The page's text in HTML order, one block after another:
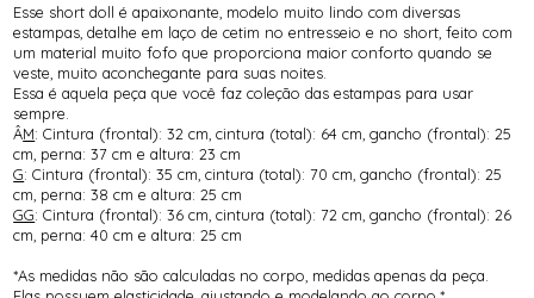
Esse short doll é apaixonante, modelo muito lindo com diversas
estampas, detalhe em laço de cetim no entresseio e no short, feito com
um material muito fofo que proporciona maior conforto quando se
veste, muito aconchegante para suas noites.
Essa é aquela peça que você faz coleção das estampas para usar
sempre.
ÂM: Cintura (frontal): 32 cm, cintura (total): 64 cm, gancho (frontal): 25
cm, perna: 37 cm e altura: 23 cm
G: Cintura (frontal): 35 cm, cintura (total): 70 cm, gancho (frontal): 25
cm, perna: 38 cm e altura: 25 cm
GG: Cintura (frontal): 36 cm, cintura (total): 72 cm, gancho (frontal): 26
cm, perna: 40 cm e altura: 25 cm
*As medidas não são calculadas no corpo, medidas apenas da peça.